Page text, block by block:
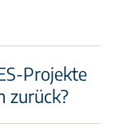
Projekte
zurück?